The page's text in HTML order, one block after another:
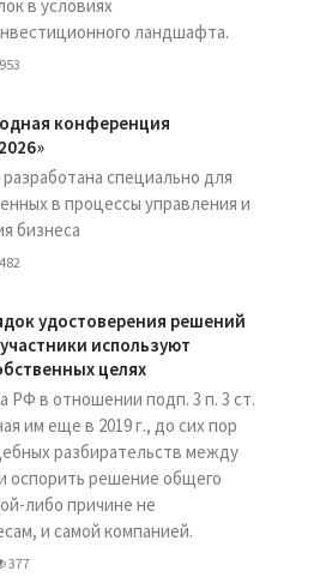
в условиях
ландшафта.
конференция
специально для
в процессы управления и
бизнеса
удостоверения решений
используют
целях
РФ в отношении подп. 3 п. 3 ст.
им еще в 2019 г., до сих пор
разбирательств между
решение общего
либо причине не
и самой компанией.
377